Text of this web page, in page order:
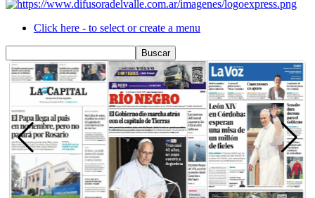
Click here - to select or create a menu